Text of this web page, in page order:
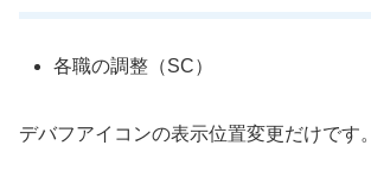
各職の調整（SC）
デバフアイコンの表示位置変更だけです。